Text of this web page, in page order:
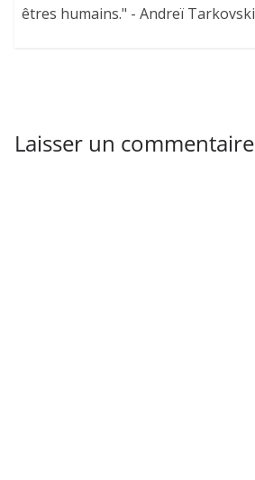
êtres humains." - Andreï Tarkovski
Laisser un commentaire